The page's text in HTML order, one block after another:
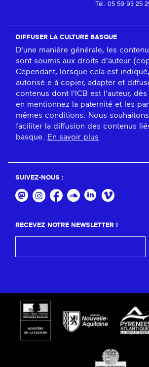
Tél. 05 59 93 25
DIFFUSER LA CULTURE BASQUE
D'une manière générale, les
sont soumis aux droits d'auteur
Cependant, lorsque cela est
autorisé.e à copier, adapter et
contenus dont l'ICB est l'auteur,
en mentionnez la paternité et les
mêmes conditions. Nous
faciliter la diffusion des contenus
basque.
En savoir plus
SUIVEZ-NOUS :
RECEVEZ NOTRE NEWSLETTER !